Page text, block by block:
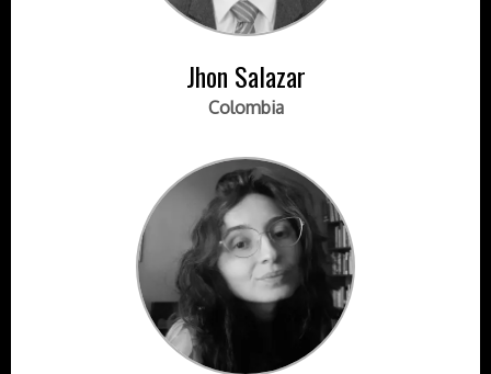
Jhon Salazar
Colombia